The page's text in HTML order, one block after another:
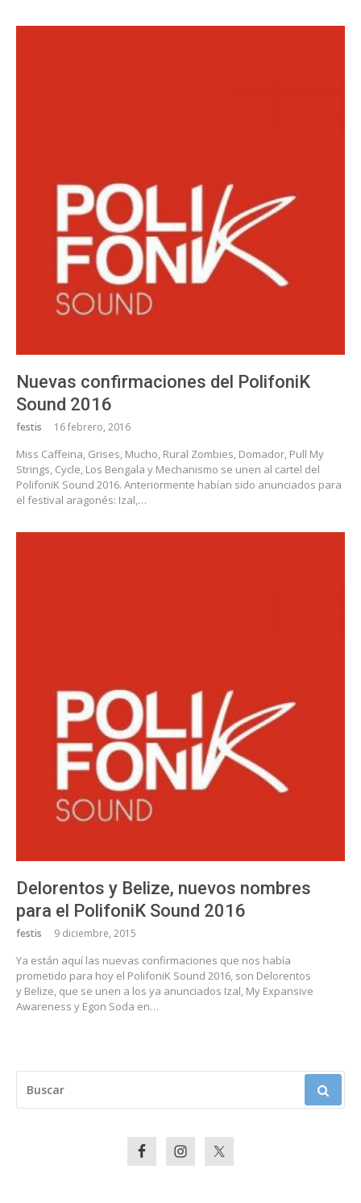
Nuevas confirmaciones del PolifoniK
Sound 2016
festis 16 febrero, 2016
Miss Caffeina, Grises, Mucho, Rural Zombies, Domador, Pull My
Strings, Cycle, Los Bengala y Mechanismo se unen al cartel del
PolifoniK Sound 2016. Anteriormente habían sido anunciados para
el festival aragonés: Izal,…
Delorentos y Belize, nuevos nombres
para el PolifoniK Sound 2016
festis 9 diciembre, 2015
Ya están aquí las nuevas confirmaciones que nos había
prometido para hoy el PolifoniK Sound 2016, son Delorentos
y Belize, que se unen a los ya anunciados Izal, My Expansive
Awareness y Egon Soda en…